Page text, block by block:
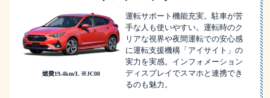
燃費19.4km/L ※JC08
運転サポート機能充実。駐車が苦
手な人も使いやすい。運転時のク
リアな視界や夜間運転での安心感
に運転支援機構「アイサイト」の
実力を実感。インフォメーション
ディスプレイでスマホと連携でき
るのも魅力。